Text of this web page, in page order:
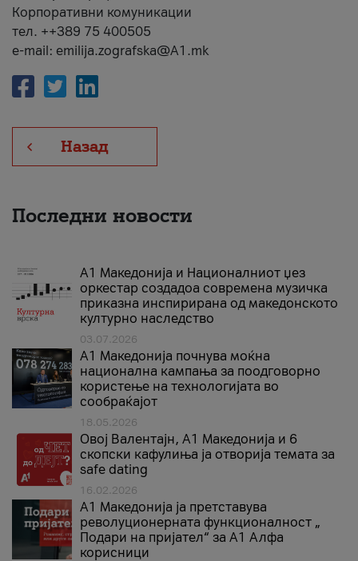
Корпоративни комуникации
тел. ++389 75 400505
e-mail: emilija.zografska@A1.mk
Назад
Последни новости
А1 Македонија и Националниот џез
оркестар создадоа современа музичка
приказна инспирирана од македонското
културно наследство
03.07.2026
A1 Македонија почнува моќна
национална кампања за поодговорно
користење на технологијата во
сообраќајот
18.05.2026
Овој Валентајн, A1 Македонија и 6
скопски кафулиња ја отворија темата за
safe dating
16.02.2026
А1 Македонија ја претставува
револуционерната функционалност „
Подари на пријател“ за А1 Алфа
корисници